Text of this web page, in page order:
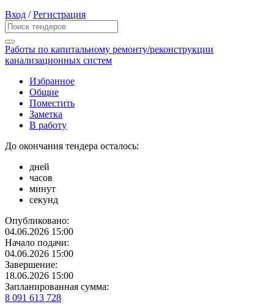
Вход /Регистрация
Работы по капитальному ремонту/реконструкции
канализационных систем
Избранное
Общие
Поместить
Заметка
В работу
До окончания тендера осталось:
дней
часов
минут
секунд
Опубликовано:
04.06.2026 15:00
Начало подачи:
04.06.2026 15:00
Завершение:
18.06.2026 15:00
Запланированная сумма:
8 091 613 728